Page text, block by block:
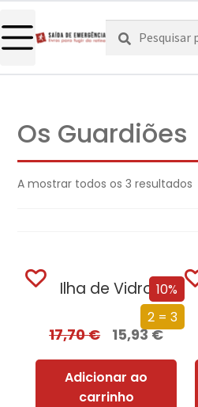
Pesquisar
por:
Pesquisa
Os Guardiões
A mostrar todos os 3 resultados
10%
2 = 3
Ilha de Vidro
17,70€ 15,93€
Adicionar ao
carrinho